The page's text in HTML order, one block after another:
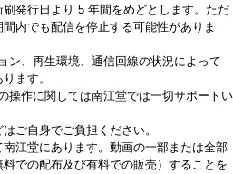
刷発行日より 5 年間をめどとします。ただ
内でも配信を停止する可能性がありま
ン、再生環境、通信回線の状況によって
ます。
操作に関しては南江堂では一切サポートい
ご自身でご負担ください。
江堂にあります。動画の一部または全部
での配布及び有料での販売）することを